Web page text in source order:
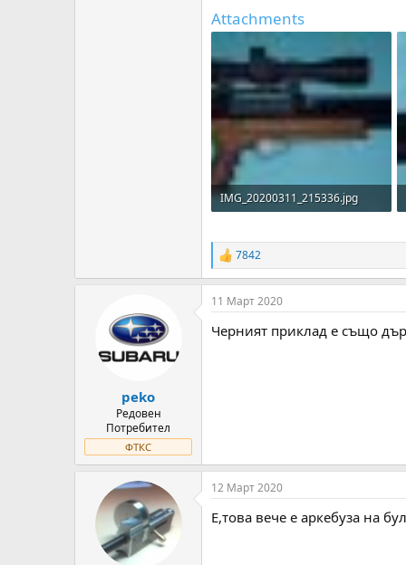
Attachments
IMG_20200311_215336.jpg
R
e
a
c
i
7842
peko
Редовен
Потребител
ФТКС
11 Март 2020
Черният приклад е също
12 Март 2020
E,това вече е аркебуза на